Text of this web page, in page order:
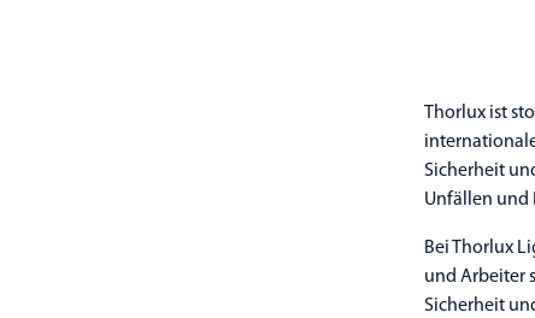
Thorlux ist
Sicherheit
Unfällen und
Bei Thorlux
und Arbeiter
Sicherheit